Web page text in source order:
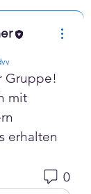
Gruppe!
mit
erhalten
0